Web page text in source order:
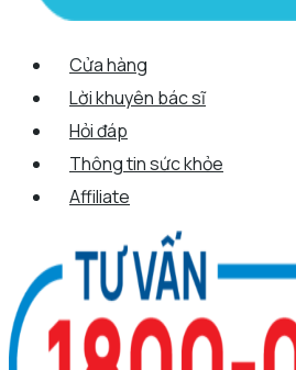
Cửa hàng
Lời khuyên bác sĩ
Hỏi đáp
Thông tin sức khỏe
Affiliate